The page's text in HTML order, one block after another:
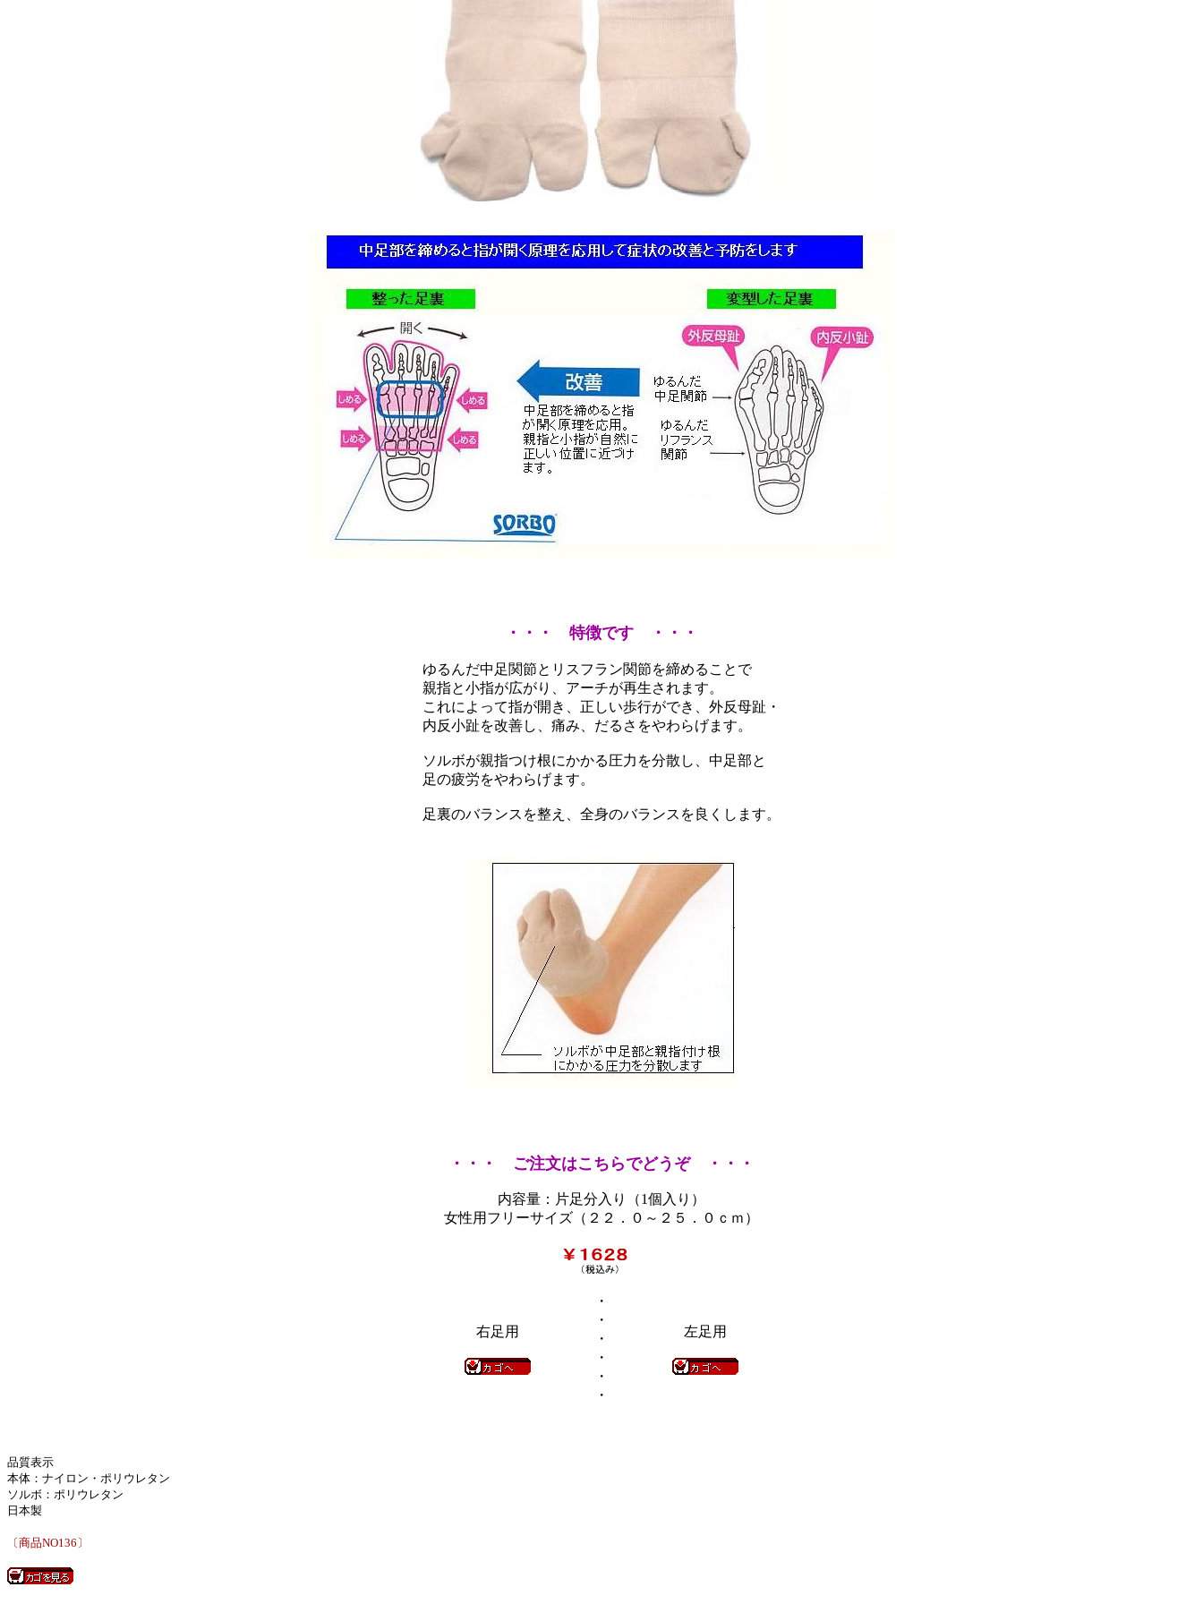
・・・ 特徴です ・・・
ゆるんだ中足関節とリスフラン関節を締めることで
親指と小指が広がり、アーチが再生されます。
これによって指が開き、正しい歩行ができ、外反母趾・
内反小趾を改善し、痛み、だるさをやわらげます。
ソルボが親指つけ根にかかる圧力を分散し、中足部と
足の疲労をやわらげます。
足裏のバランスを整え、全身のバランスを良くします。
・・・ ご注文はこちらでどうぞ ・・・
内容量：片足分入り（1個入り）
女性用フリーサイズ（２２．０～２５．０ｃｍ）
右足用
・
・
・
・
・
・
左足用
品質表示
本体：ナイロン・ポリウレタン
ソルボ：ポリウレタン
日本製
〔商品NO136〕